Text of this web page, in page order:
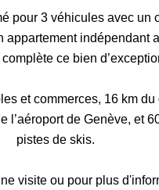
pour 3 véhicules avec un
appartement indépendant
ce bien
et commerces, 16 km du
l’aéroport de Genève, et
pistes de skis.
visite ou pour plus